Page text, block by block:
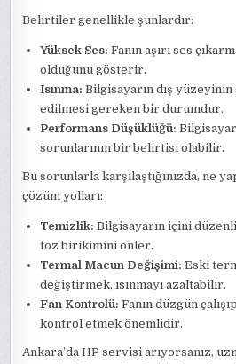
Belirtiler genellikle şunlardır:
Yüksek Ses: Fanın aşırı ses
olduğunu gösterir.
Isınma: Bilgisayarın dış yüzeyinin
edilmesi gereken bir durumdur.
Performans Düşüklüğü:
sorunlarının bir belirtisi olabilir.
Bu sorunlarla karşılaştığınızda, ne
çözüm yolları:
Temizlik: Bilgisayarın içini
toz birikimini önler.
Termal Macun Değişimi: Eski
değiştirmek, ısınmayı azaltabilir.
Fan Kontrolü: Fanın düzgün
kontrol etmek önemlidir.
Ankara’da HP servisi arıyorsanız,